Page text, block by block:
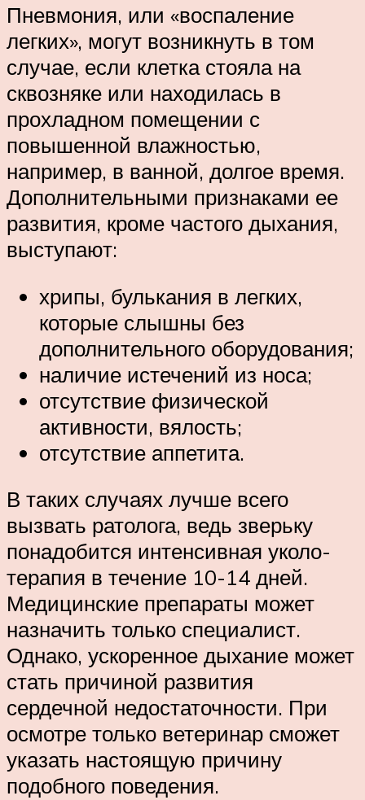
Пневмония, или «воспаление
легких», могут возникнуть в том
случае, если клетка стояла на
сквозняке или находилась в
прохладном помещении с
повышенной влажностью,
например, в ванной, долгое время.
Дополнительными признаками ее
развития, кроме частого дыхания,
выступают:
хрипы, булькания в легких,
которые слышны без
дополнительного оборудования;
наличие истечений из носа;
отсутствие физической
активности, вялость;
отсутствие аппетита.
В таких случаях лучше всего
вызвать ратолога, ведь зверьку
понадобится интенсивная уколо-
терапия в течение 10-14 дней.
Медицинские препараты может
назначить только специалист.
Однако, ускоренное дыхание может
стать причиной развития
сердечной недостаточности. При
осмотре только ветеринар сможет
указать настоящую причину
подобного поведения.